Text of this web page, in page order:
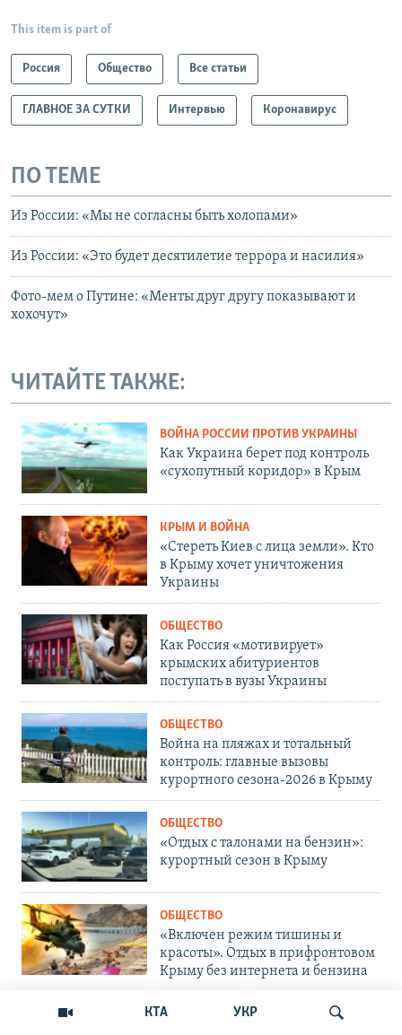
КТА УКР
This item is part of
Россия Общество Все статьи
ГЛАВНОЕ ЗА СУТКИ Интервью Коронавирус
ПО ТЕМЕ
Из России: «Мы не согласны быть холопами»
Из России: «Это будет десятилетие террора и насилия»
Фото-мем о Путине: «Менты друг другу показывают и
хохочут»
ЧИТАЙТЕ ТАКЖЕ:
ВОЙНА РОССИИ ПРОТИВ УКРАИНЫ
Как Украина берет под контроль
«сухопутный коридор» в Крым
КРЫМ И ВОЙНА
«Стереть Киев с лица земли». Кто
в Крыму хочет уничтожения
Украины
ОБЩЕСТВО
Как Россия «мотивирует»
крымских абитуриентов
поступать в вузы Украины
ОБЩЕСТВО
Война на пляжах и тотальный
контроль: главные вызовы
курортного сезона-2026 в Крыму
ОБЩЕСТВО
«Отдых с талонами на бензин»:
курортный сезон в Крыму
ОБЩЕСТВО
«Включен режим тишины и
красоты». Отдых в прифронтовом
Крыму без интернета и бензина
БЛОГИ